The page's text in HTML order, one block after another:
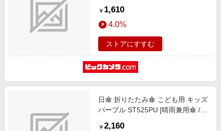
￥ 1,610
4.0%
ストアにすすむ
日傘 折りたたみ傘 こども用 キッズ
パープル ST525PU [晴雨兼用傘 /子
￥ 2,160